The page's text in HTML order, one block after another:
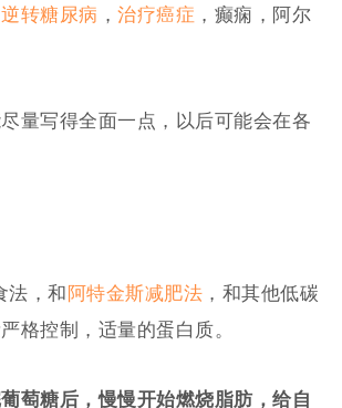
逆转糖尿病 ， 治疗癌症 ，癫痫，阿尔
尽量写得全面一点，以后可能会在各
法，和 阿特金斯减肥法 ，和其他低碳
格控制，适量的蛋白质。
萄糖后，慢慢开始燃烧脂肪， 给自